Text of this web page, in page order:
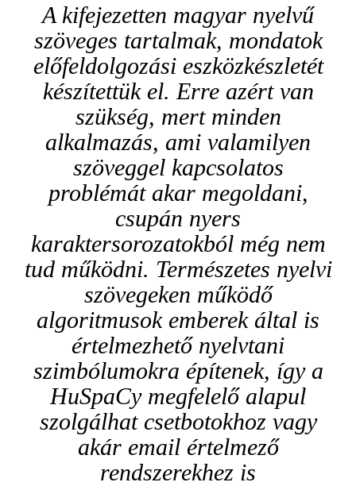
A kifejezetten magyar nyelvű
szöveges tartalmak, mondatok
előfeldolgozási eszközkészletét
készítettük el. Erre azért van
szükség, mert minden
alkalmazás, ami valamilyen
szöveggel kapcsolatos
problémát akar megoldani,
csupán nyers
karaktersorozatokból még nem
tud működni. Természetes nyelvi
szövegeken működő
algoritmusok emberek által is
értelmezhető nyelvtani
szimbólumokra építenek, így a
HuSpaCy megfelelő alapul
szolgálhat csetbotokhoz vagy
akár email értelmező
rendszerekhez is